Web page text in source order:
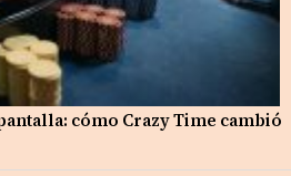
cómo Crazy Time cambió